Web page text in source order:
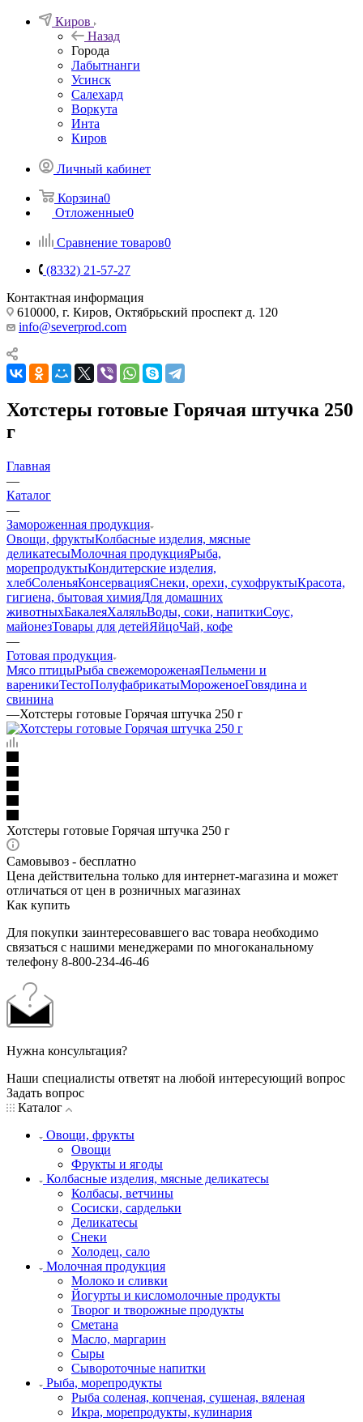
Киров
Назад
Города
Лабытнанги
Усинск
Салехард
Воркута
Инта
Киров
Личный кабинет
Корзина0
Отложенные0
Сравнение товаров0
(8332) 21-57-27
Контактная информация
610000, г. Киров, Октябрьский проспект д. 120
info@severprod.com
Хотстеры готовые Горячая штучка 250
г
Главная
—
Каталог
—
Замороженная продукция
Овощи, фруктыКолбасные изделия, мясные
деликатесыМолочная продукцияРыба,
морепродуктыКондитерские изделия,
хлебСоленьяКонсервацияСнеки, орехи, сухофруктыКрасота,
гигиена, бытовая химияДля домашних
животныхБакалеяХаляльВоды, соки, напиткиСоус,
майонезТовары для детейЯйцоЧай, кофе
—
Готовая продукция
Мясо птицыРыба свежемороженаяПельмени и
вареникиТестоПолуфабрикатыМороженоеГовядина и
свинина
—Хотстеры готовые Горячая штучка 250 г
Хотстеры готовые Горячая штучка 250 г
Самовывоз - бесплатно
Цена действительна только для интернет-магазина и может
отличаться от цен в розничных магазинах
Как купить
Для покупки заинтересовавшего вас товара необходимо
связаться с нашими менеджерами по многоканальному
телефону 8-800-234-46-46
Нужна консультация?
Наши специалисты ответят на любой интересующий вопрос
Задать вопрос
Каталог
Овощи, фрукты
Овощи
Фрукты и ягоды
Колбасные изделия, мясные деликатесы
Колбасы, ветчины
Сосиски, сардельки
Деликатесы
Снеки
Холодец, сало
Молочная продукция
Молоко и сливки
Йогурты и кисломолочные продукты
Творог и творожные продукты
Сметана
Масло, маргарин
Сыры
Сывороточные напитки
Рыба, морепродукты
Рыба соленая, копченая, сушеная, вяленая
Икра, морепродукты, кулинария